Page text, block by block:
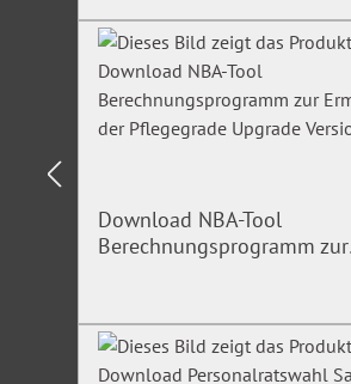
Download NBA-Tool
Berechnungsprogramm zur
Ermittlung der